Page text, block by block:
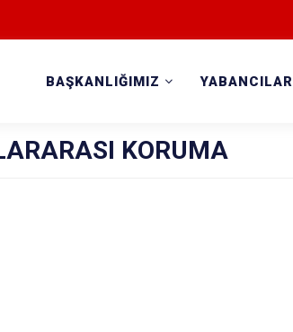
BAŞKANLIĞIMIZ YABANCILAR
KORUMA